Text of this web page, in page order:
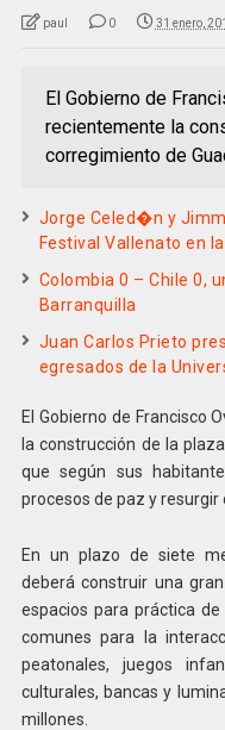
paul 0 31 enero,
El Gobierno de
recientemente la
corregimiento de
Jorge Celed�n y
Festival Vallenato en
Colombia 0 – Chile 0,
Barranquilla
Juan Carlos Prieto
egresados de la
El Gobierno de Francisco
la construcción de la
que según sus
procesos de paz y resurgir
En un plazo de siete
deberá construir una
espacios para práctica
comunes para la
peatonales, juegos
culturales, bancas y
millones.